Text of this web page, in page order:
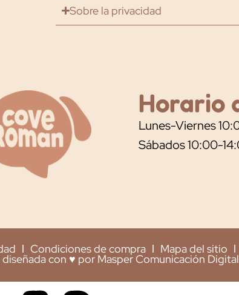
Sobre la privacidad
Horario
Lunes-Viernes
Sábados 10:00-
Condiciones de compra Mapa del sitio
diseñada con ♥ por Masper Comunicación Digital